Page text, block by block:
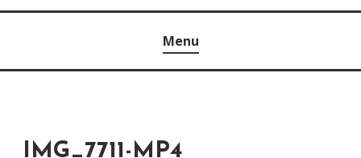
Menu
IMG_7711-MP4